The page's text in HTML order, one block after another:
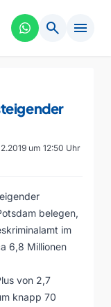
search menu
um 12:50 Uhr
belegen,
im
6,8 Millionen
von 2,7
knapp 70